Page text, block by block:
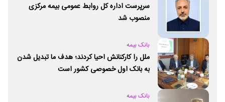
سرپرست اداره کل روابط عمومی بیمه مرکزی
منصوب شد
بانک بیمه
ملل را کارکنانش احیا کردند؛ هدف ما تبدیل شدن
به بانک اول خصوصی کشور است
بانک بیمه